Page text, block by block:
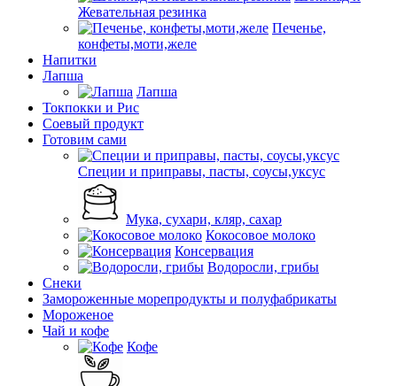
Жевательная резинка
Печенье,
конфеты,моти,желе
Напитки
Лапша
Лапша
Токпокки и Рис
Соевый продукт
Готовим сами
Специи и приправы, пасты, соусы,уксус
Мука, сухари, кляр, сахар
Кокосовое молоко
Консервация
Водоросли, грибы
Снеки
Замороженные морепродукты и полуфабрикаты
Мороженое
Чай и кофе
Кофе